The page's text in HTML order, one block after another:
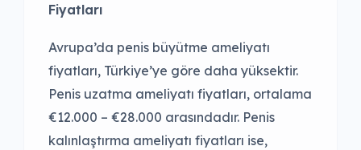
Fiyatları
Avrupa’da penis büyütme ameliyatı
fiyatları, Türkiye’ye göre daha yüksektir.
Penis uzatma ameliyatı fiyatları, ortalama
€12.000 – €28.000 arasındadır. Penis
kalınlaştırma ameliyatı fiyatları ise,